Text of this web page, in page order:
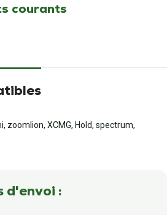
courants
zoomlion, XCMG, Hold, spectrum,
d'envoi :